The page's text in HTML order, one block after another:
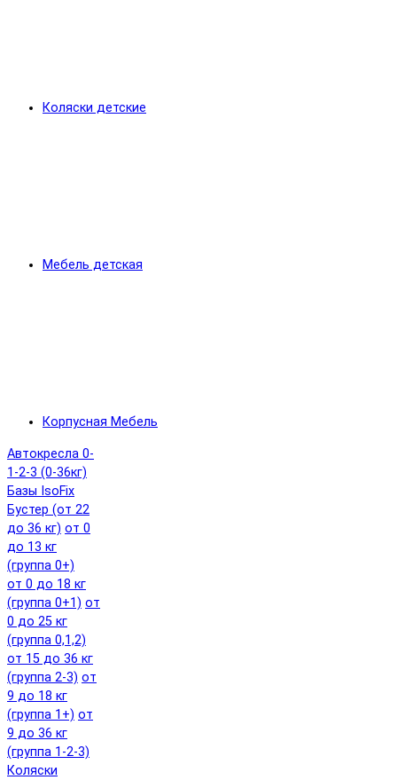
Коляски детские
Мебель детская
Корпусная Мебель
Автокресла 0-
1-2-3 (0-36кг)
Базы IsoFix
Бустер (от 22
до 36 кг) от 0
до 13 кг
(группа 0+)
от 0 до 18 кг
(группа 0+1) от
0 до 25 кг
(группа 0,1,2)
от 15 до 36 кг
(группа 2-3) от
9 до 18 кг
(группа 1+) от
9 до 36 кг
(группа 1-2-3)
Коляски